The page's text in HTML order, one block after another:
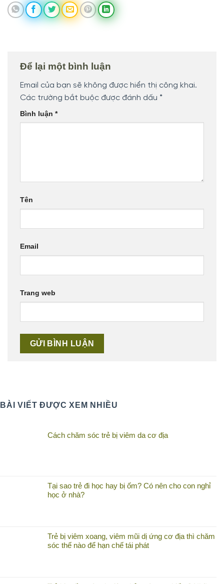
Để lại một bình luận
Email của bạn sẽ không được hiển thị công khai.
Các trường bắt buộc được đánh dấu *
Bình luận *
Tên
Email
Trang web
BÀI VIẾT ĐƯỢC XEM NHIỀU
Cách chăm sóc trẻ bị viêm da cơ địa
Tại sao trẻ đi học hay bị ốm? Có nên cho con nghỉ
học ở nhà?
Trẻ bị viêm xoang, viêm mũi dị ứng cơ địa thì chăm
sóc thế nào để hạn chế tái phát